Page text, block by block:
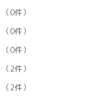
（0件）
（0件）
（0件）
（2件）
（2件）